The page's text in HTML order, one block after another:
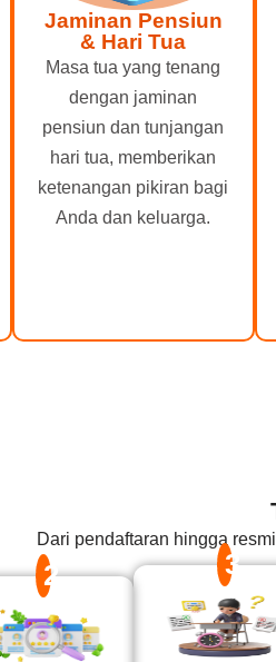
Jaminan Pensiun
& Hari Tua
Masa tua yang tenang
dengan jaminan
pensiun dan tunjangan
hari tua, memberikan
ketenangan pikiran bagi
Anda dan keluarga.
Dari pendaftaran hingga
2 3